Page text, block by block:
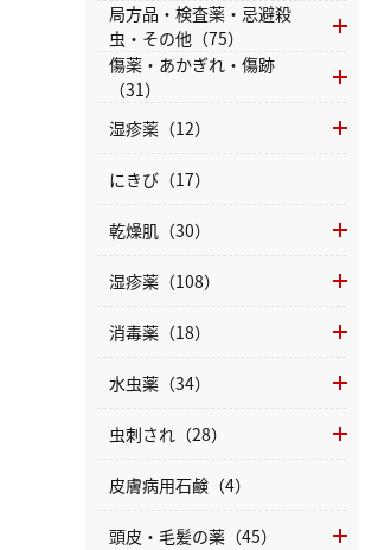
局方品・検査薬・忌避殺
虫・その他（75）
傷薬・あかぎれ・傷跡
（31）
湿疹薬（12）
にきび（17）
乾燥肌（30）
湿疹薬（108）
消毒薬（18）
水虫薬（34）
虫刺され（28）
皮膚病用石鹸（4）
頭皮・毛髪の薬（45）